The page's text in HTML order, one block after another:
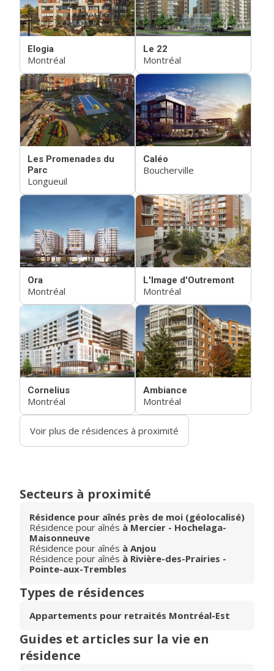
Elogia
Montréal
Le 22
Montréal
Les Promenades du
Parc
Longueuil
Caléo
Boucherville
Ora
Montréal
L'Image d'Outremont
Montréal
Cornelius
Montréal
Ambiance
Montréal
Voir plus de résidences à proximité
Secteurs à proximité
Résidence pour aînés près de moi (géolocalisé)
Résidence pour aînés à Mercier - Hochelaga-
Maisonneuve
Résidence pour aînés à Anjou
Résidence pour aînés à Rivière-des-Prairies -
Pointe-aux-Trembles
Types de résidences
Appartements pour retraités Montréal-Est
Guides et articles sur la vie en
résidence